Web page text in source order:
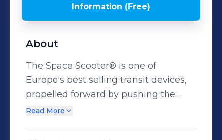
Information (Free)
About
The Space Scooter® is one of
Europe's best selling transit devices,
propelled forward by pushing the
board with both feet in an constant
Read More